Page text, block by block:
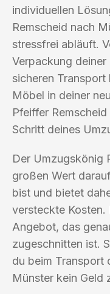
individuellen
Remscheid nach
stressfrei abläuft.
Verpackung
sicheren
Möbel in deiner
Pfeiffer
Schritt deines
Der Umzugskönig
großen Wert
bist und bietet
versteckte Kosten.
Angebot, das
zugeschnitten ist.
du beim Transport
Münster kein Geld